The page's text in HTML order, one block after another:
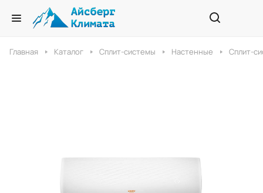
Главная Каталог Сплит-системы Настенные Сплит-